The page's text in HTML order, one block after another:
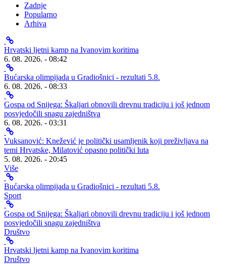
Zadnje
Popularno
Arhiva
Hrvatski ljetni kamp na Ivanovim koritima
6. 08. 2026. - 08:42
Bućarska olimpijada u Gradiošnici - rezultati 5.8.
6. 08. 2026. - 08:33
Gospa od Snijega: Škaljari obnovili drevnu tradiciju i još jednom
posvjedočili snagu zajedništva
6. 08. 2026. - 03:31
Vuksanović: Knežević je politički usamljenik koji preživljava na
temi Hrvatske, Milatović opasno politički luta
5. 08. 2026. - 20:45
Više
Bućarska olimpijada u Gradiošnici - rezultati 5.8.
Sport
Gospa od Snijega: Škaljari obnovili drevnu tradiciju i još jednom
posvjedočili snagu zajedništva
Društvo
Hrvatski ljetni kamp na Ivanovim koritima
Društvo